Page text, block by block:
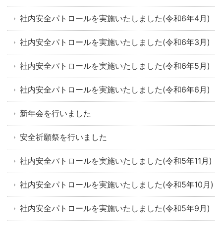
社内安全パトロールを実施いたしました(令和6年4月)
社内安全パトロールを実施いたしました(令和6年3月)
社内安全パトロールを実施いたしました(令和6年5月)
社内安全パトロールを実施いたしました(令和6年6月)
新年会を行いました
安全祈願祭を行いました
社内安全パトロールを実施いたしました(令和5年11月)
社内安全パトロールを実施いたしました(令和5年10月)
社内安全パトロールを実施いたしました(令和5年9月)